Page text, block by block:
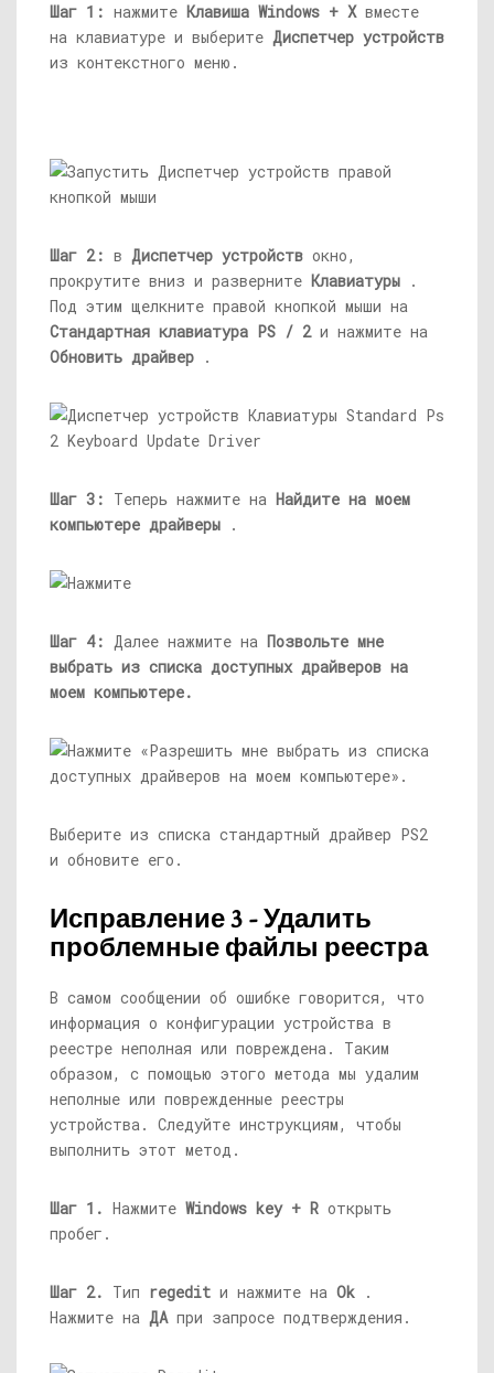
Шаг 1: нажмите Клавиша Windows + Xвместе
на клавиатуре и выберите Диспетчер устройств
из контекстного меню.
Шаг 2: в Диспетчер устройств окно,
прокрутите вниз и разверните Клавиатуры .
Под этим щелкните правой кнопкой мыши на
Стандартная клавиатура PS / 2и нажмите на
Обновить драйвер .
Шаг 3: Теперь нажмите на Найдите на моем
компьютере драйверы .
Шаг 4: Далее нажмите на Позвольте мне
выбрать из списка доступных драйверов на
моем компьютере.
Выберите из списка стандартный драйвер PS2
и обновите его.
Исправление 3 - Удалить
проблемные файлы реестра
В самом сообщении об ошибке говорится, что
информация о конфигурации устройства в
реестре неполная или повреждена. Таким
образом, с помощью этого метода мы удалим
неполные или поврежденные реестры
устройства. Следуйте инструкциям, чтобы
выполнить этот метод.
Шаг 1. Нажмите Windows key + R открыть
пробег.
Шаг 2. Тип regedit и нажмите на Ok .
Нажмите на ДАпри запросе подтверждения.